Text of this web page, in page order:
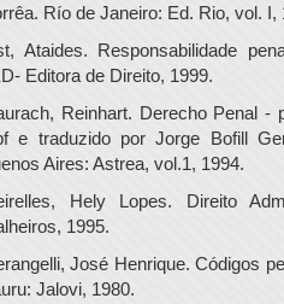
Río de Janeiro: Ed. Rio, vol. I,
Ataides. Responsabilidade
Editora de Direito, 1999.
Reinhart. Derecho Penal -
e traduzido por Jorge Bofill
Aires: Astrea, vol.1, 1994.
Hely Lopes. Direito
1995.
José Henrique. Códigos
Jalovi, 1980.